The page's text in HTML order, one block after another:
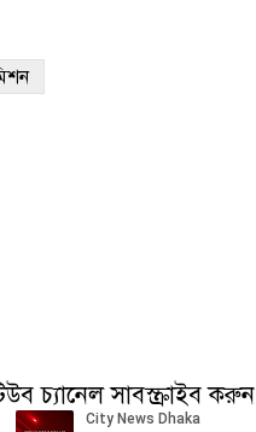
চ্যানেল সাবস্ক্রাইব করুন